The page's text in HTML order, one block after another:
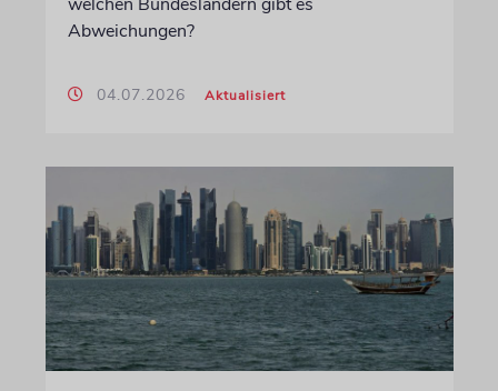
Abweichungen?
04.07.2026 Aktualisiert